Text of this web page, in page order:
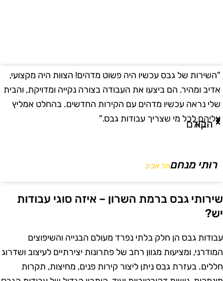
"השירות של גבס עכשיו היה פשוט מדהים! הצוות היה מקצועי,
אדיב ומהיר. הם ביצעו את העבודה בצורה נקייה ומדויקת, והבית
שלי נראה עכשיו מדהים עם הקירות החדשים. בהחלט אמליץ
עליהם לכל מי שצריך עבודות גבס."
רותי מנחםתל אביב
הקודם
הבא
גבס ברמת השרון – איזה סוגי עבודות
גבס הן חלק בלתי נפרד מעולם הבנייה והשיפוצים
ומציעות מגוון רחב של פתרונות יצירתיים לעיצוב ושדרוג
בעזרת גבס ניתן ליצור קירות פנים, מחיצות, תקרות